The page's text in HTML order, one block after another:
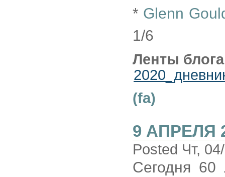
* Glenn
1/6
Ленты
(fa)
9 АПРЕЛЯ
Posted Чт,
Сегодня